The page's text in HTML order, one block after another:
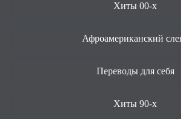
Хиты 00-х
Афроамериканский
Переводы для себя
Хиты 90-х